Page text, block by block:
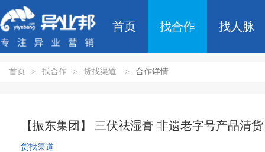
首页 找合作 找人脉
首页 > 找合作 > 货找渠道 > 合作详情
【振东集团】 三伏祛湿膏 非遗老字号产品清货
货找渠道